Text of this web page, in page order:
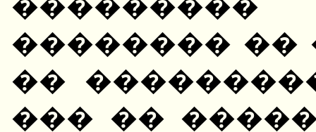
�������� ��
��
��� ��